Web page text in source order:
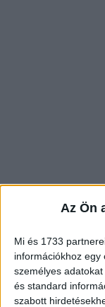
Az Ön
Mi és 1733
információkhoz egy
személyes
és standard
szabott